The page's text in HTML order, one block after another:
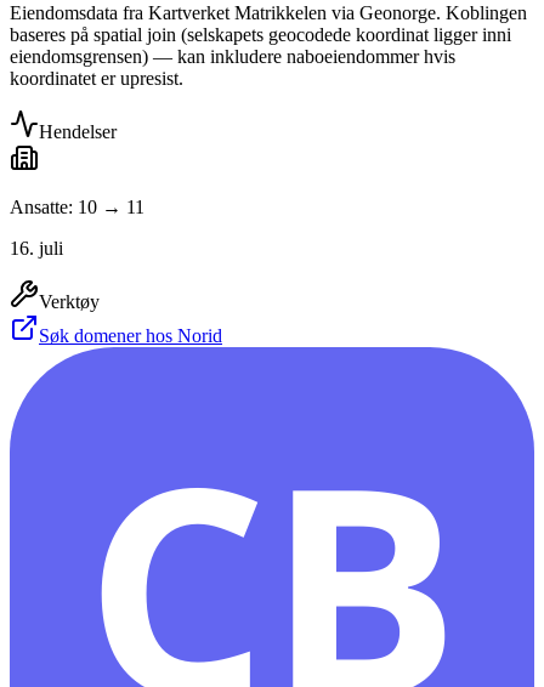
Eiendomsdata fra Kartverket Matrikkelen via Geonorge. Koblingen
baseres på spatial join (selskapets geocodede koordinat ligger inni
eiendomsgrensen) — kan inkludere naboeiendommer hvis
koordinatet er upresist.
Hendelser
Ansatte: 10 → 11
16. juli
Verktøy
Søk domener hos Norid
CB